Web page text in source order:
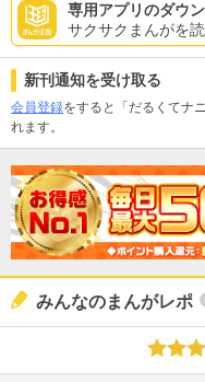
専用アプリのダウ
サクサクまんがを
新刊通知を受け取る
会員登録をすると「だるくてナ
れます。
みんなのまんがレポ